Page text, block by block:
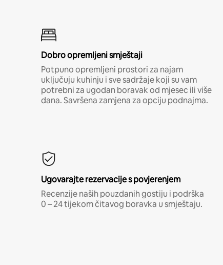
Dobro opremljeni smještaji
Potpuno opremljeni prostori za najam
uključuju kuhinju i sve sadržaje koji su vam
potrebni za ugodan boravak od mjesec ili više
dana. Savršena zamjena za opciju podnajma.
Ugovarajte rezervacije s povjerenjem
Recenzije naših pouzdanih gostiju i podrška
0 – 24 tijekom čitavog boravka u smještaju.